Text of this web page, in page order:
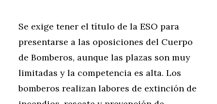
Se exige tener el título de la ESO para
presentarse a las oposiciones del Cuerpo
de Bomberos, aunque las plazas son muy
limitadas y la competencia es alta. Los
bomberos realizan labores de extinción de